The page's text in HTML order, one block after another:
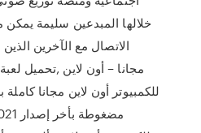
خلالها المبدعين سليمة
الاتصال مع الآخرين